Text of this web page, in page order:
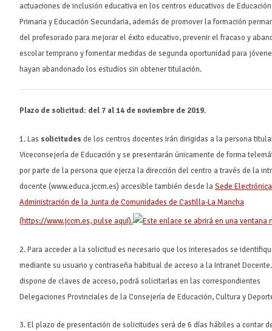
actuaciones de inclusión educativa en los centros educativos de Educación
Primaria y Educación Secundaria, además de promover la formación
del profesorado para mejorar el éxito educativo, prevenir el fracaso y
escolar temprano y fomentar medidas de segunda oportunidad para
hayan abandonado los estudios sin obtener titulación.
Plazo de solicitud: del 7 al 14 de noviembre de 2019.
1. Las solicitudes de los centros docentes irán dirigidas a la persona
Viceconsejería de Educación y se presentarán únicamente de forma
por parte de la persona que ejerza la dirección del centro a través de la
docente (www.educa.jccm.es) accesible también desde laSede
Administración de la Junta de Comunidades de Castilla-La Mancha
(https://www.jccm.es, pulse aquí).
2. Para acceder a la solicitud es necesario que los interesados se
mediante su usuario y contraseña habitual de acceso a la Intranet
dispone de claves de acceso, podrá solicitarlas en las correspondientes
Delegaciones Provinciales de la Consejería de Educación, Cultura y
3. El plazo de presentación de solicitudes será de 6 días hábiles a contar